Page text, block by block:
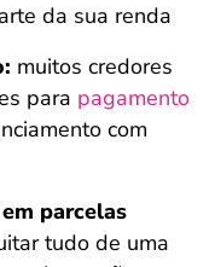
da sua renda
muitos credores
para pagamento
com
parcelas
tudo de uma